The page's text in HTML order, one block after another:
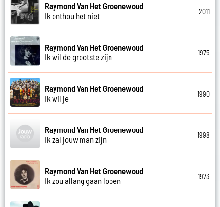
Raymond Van Het Groenewoud
Ik onthou het niet
2011
Raymond Van Het Groenewoud
Ik wil de grootste zijn
1975
Raymond Van Het Groenewoud
Ik wil je
1990
Raymond Van Het Groenewoud
Ik zal jouw man zijn
1998
Raymond Van Het Groenewoud
Ik zou allang gaan lopen
1973